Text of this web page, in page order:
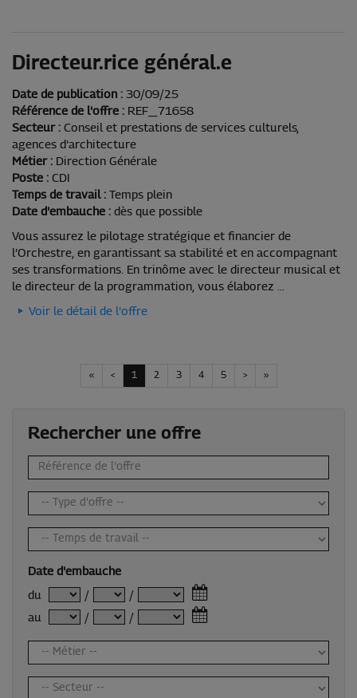
Directeur.rice général.e
Date de publication : 30/09/25
Référence de l'offre : REF_71658
Secteur : Conseil et prestations de services culturels,
agences d'architecture
Métier : Direction Générale
Poste : CDI
Temps de travail : Temps plein
Date d'embauche : dès que possible
Vous assurez le pilotage stratégique et financier de
l’Orchestre, en garantissant sa stabilité et en accompagnant
ses transformations. En trinôme avec le directeur musical et
le directeur de la programmation, vous élaborez ...
Voir le détail de l'offre
« < 1 2 3 4 5 > »
Rechercher une offre
Date d'embauche
du
/
/
au
/ /